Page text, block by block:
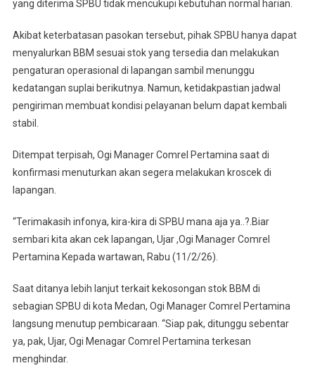
yang diterima SPBU tidak mencukupi kebutuhan normal harian.
Akibat keterbatasan pasokan tersebut, pihak SPBU hanya dapat
menyalurkan BBM sesuai stok yang tersedia dan melakukan
pengaturan operasional di lapangan sambil menunggu
kedatangan suplai berikutnya. Namun, ketidakpastian jadwal
pengiriman membuat kondisi pelayanan belum dapat kembali
stabil.
Ditempat terpisah, Ogi Manager Comrel Pertamina saat di
konfirmasi menuturkan akan segera melakukan kroscek di
lapangan.
“Terimakasih infonya, kira-kira di SPBU mana aja ya..?.Biar
sembari kita akan cek lapangan, Ujar ,Ogi Manager Comrel
Pertamina Kepada wartawan, Rabu (11/2/26).
Saat ditanya lebih lanjut terkait kekosongan stok BBM di
sebagian SPBU di kota Medan, Ogi Manager Comrel Pertamina
langsung menutup pembicaraan. “Siap pak, ditunggu sebentar
ya, pak, Ujar, Ogi Menagar Comrel Pertamina terkesan
menghindar.